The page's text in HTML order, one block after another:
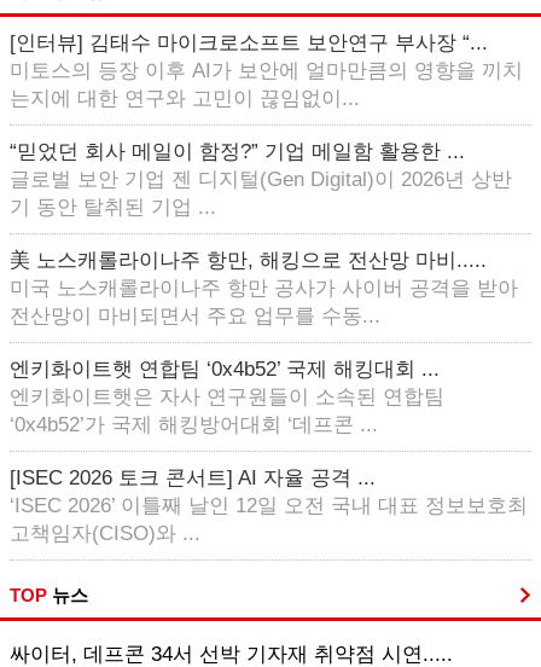
[인터뷰] 김태수 마이크로소프트 보안연구 부사장 “...
미토스의 등장 이후 AI가 보안에 얼마만큼의 영향을 끼치
는지에 대한 연구와 고민이 끊임없이...
“믿었던 회사 메일이 함정?” 기업 메일함 활용한 ...
글로벌 보안 기업 젠 디지털(Gen Digital)이 2026년 상반
기 동안 탈취된 기업 ...
美 노스캐롤라이나주 항만, 해킹으로 전산망 마비.....
미국 노스캐롤라이나주 항만 공사가 사이버 공격을 받아
전산망이 마비되면서 주요 업무를 수동...
엔키화이트햇 연합팀 ‘0x4b52’ 국제 해킹대회 ...
엔키화이트햇은 자사 연구원들이 소속된 연합팀
‘0x4b52’가 국제 해킹방어대회 ‘데프콘 ...
[ISEC 2026 토크 콘서트] AI 자율 공격 ...
‘ISEC 2026’ 이틀째 날인 12일 오전 국내 대표 정보보호최
고책임자(CISO)와 ...
TOP 뉴스
싸이터, 데프콘 34서 선박 기자재 취약점 시연.....